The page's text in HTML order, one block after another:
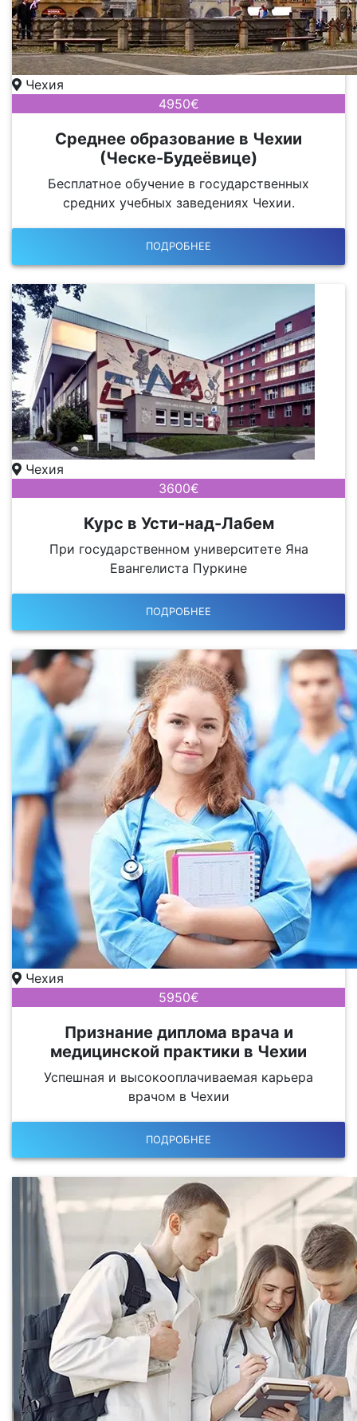
Чехия
4950€
Среднее образование в Чехии
(Ческе-Будеёвице)
Бесплатное обучение в государственных
средних учебных заведениях Чехии.
ПОДРОБНЕЕ
Чехия
3600€
Курс в Усти-над-Лабем
При государственном университете Яна
Евангелиста Пуркине
ПОДРОБНЕЕ
Чехия
5950€
Признание диплома врача и
медицинской практики в Чехии
Успешная и высокооплачиваемая карьера
врачом в Чехии
ПОДРОБНЕЕ